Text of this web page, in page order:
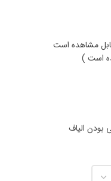
است )
بودن الیاف